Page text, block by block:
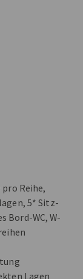
pro Reihe,
5* Sitz-
Bord-WC, W-
Lagen